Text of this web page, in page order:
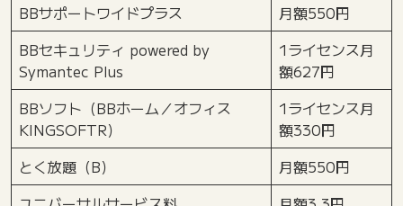
BBサポートワイドプラス
月額550円
BBセキュリティ powered by
Symantec Plus
1ライセンス月
額627円
BBソフト（BBホーム／オフィス
KINGSOFTR）
1ライセンス月
額330円
とく放題（B）
月額550円